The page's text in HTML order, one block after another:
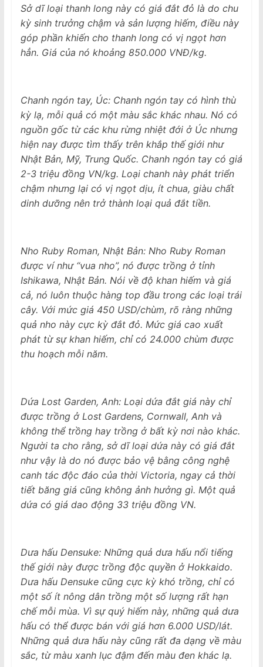
Sở dĩ loại thanh long này có giá đắt đỏ là do chu
kỳ sinh trưởng chậm và sản lượng hiếm, điều này
góp phần khiến cho thanh long có vị ngọt hơn
hẳn. Giá của nó khoảng 850.000 VNĐ/kg.
Chanh ngón tay, Úc: Chanh ngón tay có hình thù
kỳ lạ, mỗi quả có một màu sắc khác nhau. Nó có
nguồn gốc từ các khu rừng nhiệt đới ở Úc nhưng
hiện nay được tìm thấy trên khắp thế giới như
Nhật Bản, Mỹ, Trung Quốc. Chanh ngón tay có giá
2-3 triệu đồng VN/kg. Loại chanh này phát triển
chậm nhưng lại có vị ngọt dịu, ít chua, giàu chất
dinh dưỡng nên trở thành loại quả đắt tiền.
Nho Ruby Roman, Nhật Bản: Nho Ruby Roman
được ví như “vua nho”, nó được trồng ở tỉnh
Ishikawa, Nhật Bản. Nói về độ khan hiếm và giá
cả, nó luôn thuộc hàng top đầu trong các loại trái
cây. Với mức giá 450 USD/chùm, rõ ràng những
quả nho này cực kỳ đắt đỏ. Mức giá cao xuất
phát từ sự khan hiếm, chỉ có 24.000 chùm được
thu hoạch mỗi năm.
Dứa Lost Garden, Anh: Loại dứa đắt giá này chỉ
được trồng ở Lost Gardens, Cornwall, Anh và
không thể trồng hay trồng ở bất kỳ nơi nào khác.
Người ta cho rằng, sở dĩ loại dứa này có giá đắt
như vậy là do nó được bảo vệ bằng công nghệ
canh tác độc đáo của thời Victoria, ngay cả thời
tiết băng giá cũng không ảnh hưởng gì. Một quả
dứa có giá dao động 33 triệu đồng VN.
Dưa hấu Densuke: Những quả dưa hấu nổi tiếng
thế giới này được trồng độc quyền ở Hokkaido.
Dưa hấu Densuke cũng cực kỳ khó trồng, chỉ có
một số ít nông dân trồng một số lượng rất hạn
chế mỗi mùa. Vì sự quý hiếm này, những quả dưa
hấu có thể được bán với giá hơn 6.000 USD/lát.
Những quả dưa hấu này cũng rất đa dạng về màu
sắc, từ màu xanh lục đậm đến màu đen khác lạ.